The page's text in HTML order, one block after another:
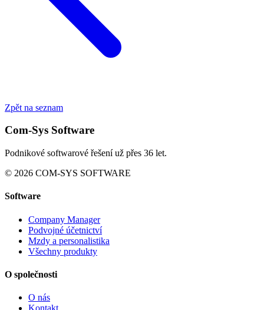
Zpět na seznam
Com-Sys Software
Podnikové softwarové řešení už přes 36 let.
© 2026 COM-SYS SOFTWARE
Software
Company Manager
Podvojné účetnictví
Mzdy a personalistika
Všechny produkty
O společnosti
O nás